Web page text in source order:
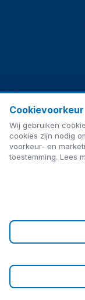
Cookievoorkeur
Wij gebruiken
cookies zijn nodig
voorkeur- en
toestemming. Lees